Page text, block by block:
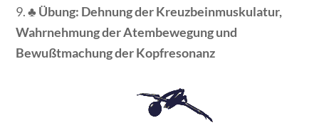
9. ♣Übung: Dehnung der Kreuzbeinmuskulatur,
Wahrnehmung der Atembewegung und
Bewußtmachung der Kopfresonanz